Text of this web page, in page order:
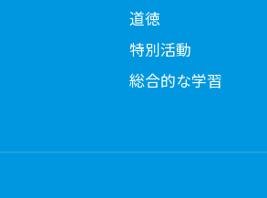
道徳
特別活動
総合的な学習